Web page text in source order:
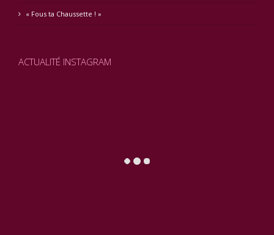
« Fous ta Chaussette ! »
ACTUALITÉ INSTAGRAM